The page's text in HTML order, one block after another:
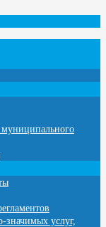
муниципального
значимых услуг,